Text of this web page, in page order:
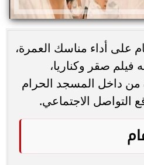
على أداء مناسك العمرة،
صقر وكناريا،
من داخل المسجد الحرام
التواصل الاجتماعي.